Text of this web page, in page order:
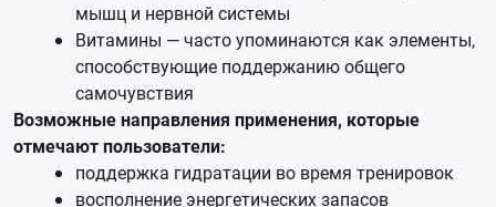
мышц и нервной системы
Витамины — часто упоминаются как элементы,
способствующие поддержанию общего
самочувствия
Возможные направления применения, которые
отмечают пользователи:
поддержка гидратации во время тренировок
восполнение энергетических запасов